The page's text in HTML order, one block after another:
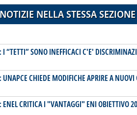
NOTIZIE NELLA STESSA SEZIONE
“TETTI” SONO INEFFICACI C'E'
CHIEDE MODIFICHE APRIRE A NUOVI
CRITICA I "VANTAGGI" ENI OBIETTIVO